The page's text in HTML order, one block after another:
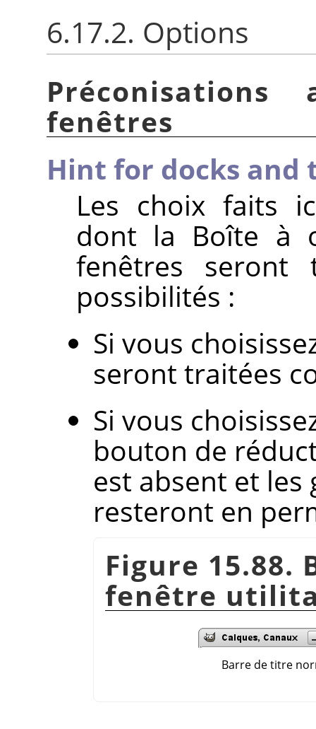
6.17.2. Options
fenêtres
Hint for docks and
Les choix faits
dont la Boîte à
fenêtres seront
possibilités :
Si vous
seront traitées
Si vous
bouton de
est absent et
resteront en
Figure 15.88.
fenêtre
Barre de titre